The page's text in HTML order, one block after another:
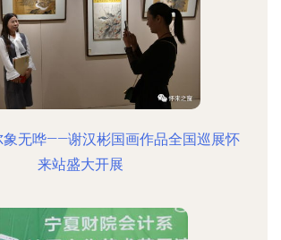
象无哗——谢汉彬国画作品全国巡展怀
来站盛大开展